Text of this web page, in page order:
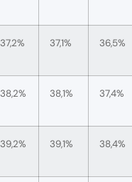
37,2% 37,1% 36,5%
38,2% 38,1% 37,4%
39,2% 39,1% 38,4%